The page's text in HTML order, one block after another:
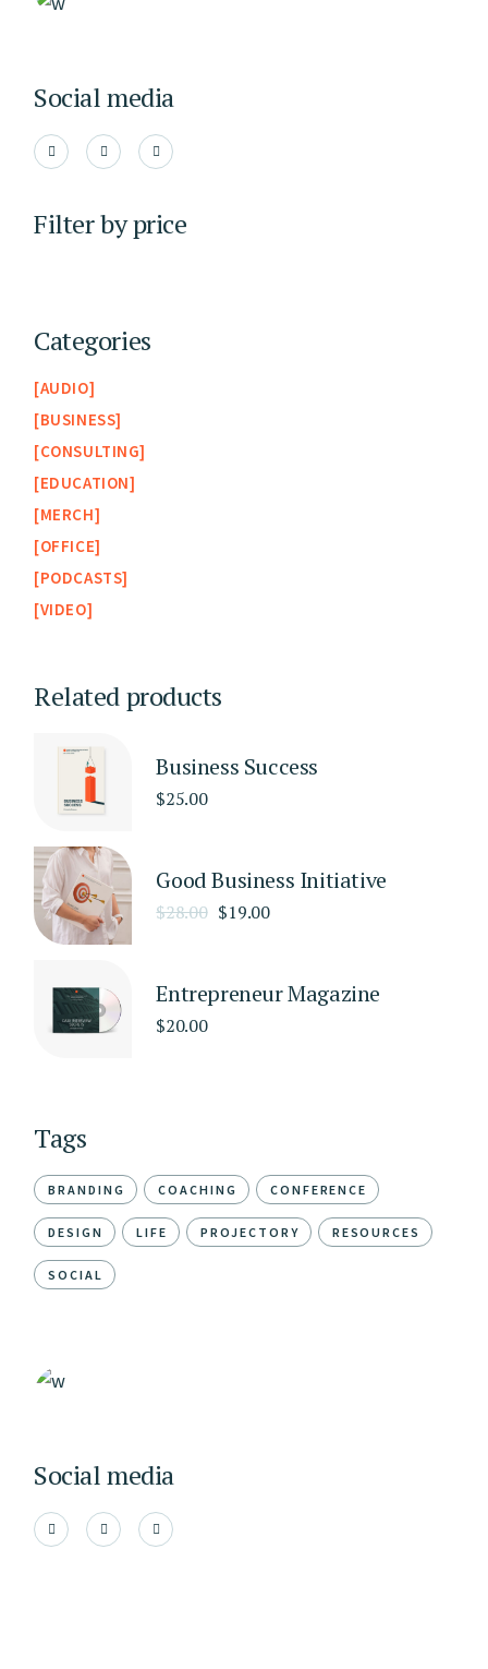
Social media
Filter by price
Categories
AUDIO
BUSINESS
CONSULTING
EDUCATION
MERCH
OFFICE
PODCASTS
VIDEO
Related products
Business Success
$25.00
Good Business Initiative
$28.00 $19.00
Entrepreneur Magazine
$20.00
Tags
BRANDING COACHING CONFERENCE
DESIGN LIFE PROJECTORY RESOURCES
SOCIAL
Social media